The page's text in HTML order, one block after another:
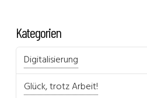
Kategorien
Digitalisierung
Glück, trotz Arbeit!